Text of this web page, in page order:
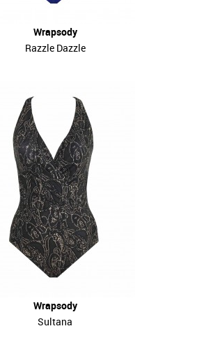
Wrapsody
Razzle Dazzle
Wrapsody
Sultana